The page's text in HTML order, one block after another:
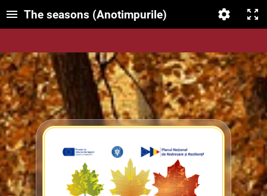
The seasons (Anotimpurile)